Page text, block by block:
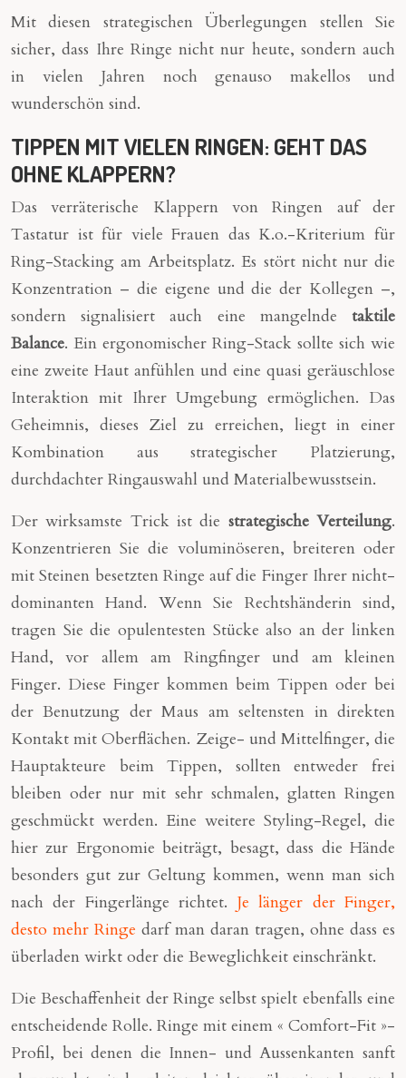
Mit diesen strategischen Überlegungen stellen Sie
sicher, dass Ihre Ringe nicht nur heute, sondern auch
in vielen Jahren noch genauso makellos und
wunderschön sind.
TIPPEN MIT VIELEN RINGEN: GEHT DAS
OHNE KLAPPERN?
Das verräterische Klappern von Ringen auf der
Tastatur ist für viele Frauen das K.o.-Kriterium für
Ring-Stacking am Arbeitsplatz. Es stört nicht nur die
Konzentration – die eigene und die der Kollegen –,
sondern signalisiert auch eine mangelnde taktile
Balance. Ein ergonomischer Ring-Stack sollte sich wie
eine zweite Haut anfühlen und eine quasi geräuschlose
Interaktion mit Ihrer Umgebung ermöglichen. Das
Geheimnis, dieses Ziel zu erreichen, liegt in einer
Kombination aus strategischer Platzierung,
durchdachter Ringauswahl und Materialbewusstsein.
Der wirksamste Trick ist die strategische Verteilung.
Konzentrieren Sie die voluminöseren, breiteren oder
mit Steinen besetzten Ringe auf die Finger Ihrer nicht-
dominanten Hand. Wenn Sie Rechtshänderin sind,
tragen Sie die opulentesten Stücke also an der linken
Hand, vor allem am Ringfinger und am kleinen
Finger. Diese Finger kommen beim Tippen oder bei
der Benutzung der Maus am seltensten in direkten
Kontakt mit Oberflächen. Zeige- und Mittelfinger, die
Hauptakteure beim Tippen, sollten entweder frei
bleiben oder nur mit sehr schmalen, glatten Ringen
geschmückt werden. Eine weitere Styling-Regel, die
hier zur Ergonomie beiträgt, besagt, dass die Hände
besonders gut zur Geltung kommen, wenn man sich
nach der Fingerlänge richtet. Je länger der Finger,
desto mehr Ringe darf man daran tragen, ohne dass es
überladen wirkt oder die Beweglichkeit einschränkt.
Die Beschaffenheit der Ringe selbst spielt ebenfalls eine
entscheidende Rolle. Ringe mit einem « Comfort-Fit »-
Profil, bei denen die Innen- und Aussenkanten sanft